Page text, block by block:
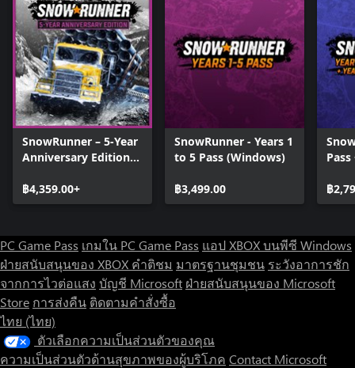
SnowRunner – 5-Year
Anniversary Edition
฿4,359.00+
SnowRunner - Years 1
to 5 Pass (Windows)
฿3,499.00
Pass
Pass
฿
PC Game Pass เกมใน PC Game Pass แอป XBOX บนพีซี Windows
ฝ่ายสนับสนุนของ XBOX คำติชม มาตรฐานชุมชน ระวังอาการชัก
จากการไวต่อแสง บัญชี Microsoft ฝ่ายสนับสนุนของ Microsoft
Store การส่งคืน ติดตามคำสั่งซื้อ
ไทย (ไทย)
ตัวเลือกความเป็นส่วนตัวของคุณ
ความเป็นส่วนตัวด้านสุขภาพของผู้บริโภค Contact Microsoft